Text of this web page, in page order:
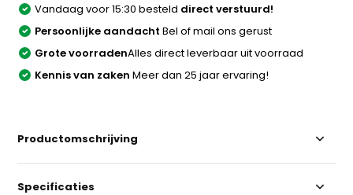
Vandaag voor 15:30 besteld direct verstuurd!
Persoonlijke aandacht Bel of mail ons gerust
Grote voorradenAlles direct leverbaar uit voorraad
Kennis van zaken Meer dan 25 jaar ervaring!
Productomschrijving
Specificaties